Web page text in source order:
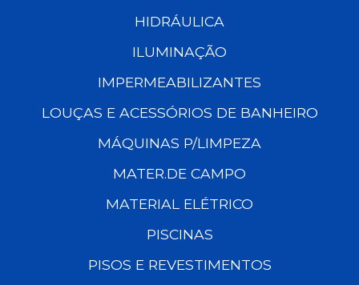
HIDRÁULICA
ILUMINAÇÃO
IMPERMEABILIZANTES
LOUÇAS E ACESSÓRIOS DE BANHEIRO
MÁQUINAS P/LIMPEZA
MATER.DE CAMPO
MATERIAL ELÉTRICO
PISCINAS
PISOS E REVESTIMENTOS